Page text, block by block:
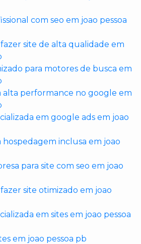
com seo em joao pessoa
site de alta qualidade em
para motores de busca em
alta performance no google em
em google ads em joao
hospedagem inclusa em joao
para site com seo em joao
site otimizado em joao
em sites em joao pessoa
em joao pessoa pb